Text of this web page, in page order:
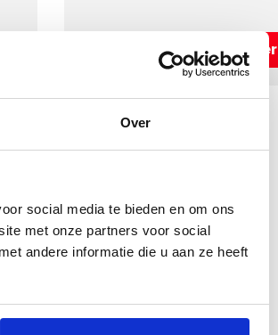
Over
social media te bieden en om ons
met onze partners voor social
andere informatie die u aan ze heeft
Kies Rubber